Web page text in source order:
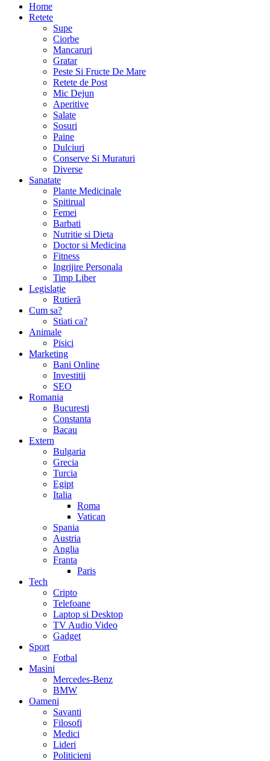
Home
Retete
Supe
Ciorbe
Mancaruri
Gratar
Peste Si Fructe De Mare
Retete de Post
Mic Dejun
Aperitive
Salate
Sosuri
Paine
Dulciuri
Conserve Si Muraturi
Diverse
Sanatate
Plante Medicinale
Spitirual
Femei
Barbati
Nutritie si Dieta
Doctor si Medicina
Fitness
Ingrijire Personala
Timp Liber
Legislație
Rutieră
Cum sa?
Stiati ca?
Animale
Pisici
Marketing
Bani Online
Investitii
SEO
Romania
Bucuresti
Constanta
Bacau
Extern
Bulgaria
Grecia
Turcia
Egipt
Italia
Roma
Vatican
Spania
Austria
Anglia
Franta
Paris
Tech
Cripto
Telefoane
Laptop si Desktop
TV Audio Video
Gadget
Sport
Fotbal
Masini
Mercedes-Benz
BMW
Oameni
Savanti
Filosofi
Medici
Lideri
Politicieni